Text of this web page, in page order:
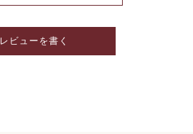
レビューを書く